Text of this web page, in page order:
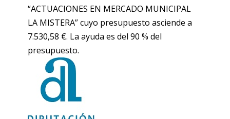
“ACTUACIONES EN MERCADO MUNICIPAL
LA MISTERA” cuyo presupuesto asciende a
7.530,58 €. La ayuda es del 90 % del
presupuesto.